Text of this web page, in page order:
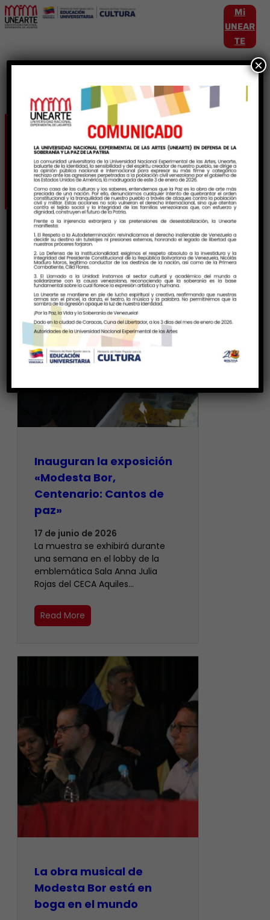
Mi
UNEAR
TE
Etiqueta:
MuestrasAcademicas
Inauguran la exposición
«Modesta Bor,
Centenario: Cantos de
paz»
17 de junio de 2026
La muestra se exhibirá durante
una semana en el lobby de la
emblemática Sala Anna Julia
Rojas del CECA Aquiles…
Read More
La obra musical de
Modesta Bor está en
boga en el mundo
×